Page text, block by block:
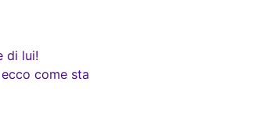
di lui!
come sta